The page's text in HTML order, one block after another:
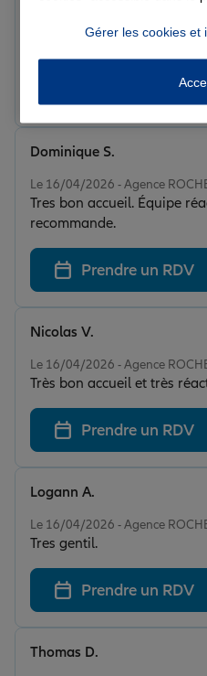
Le 17/04/2026 - Agence
Super conseillère,
énormément renseigné
voiture, je recommande
Prendre un RDV
Le 16/04/2026 - Agence
Tres bon accueil. Équipe
recommande.
Dominique S.
Prendre un RDV
Le 16/04/2026 - Agence
Très bon accueil et très
Nicolas V.
Prendre un RDV
Le 16/04/2026 - Agence
Tres gentil.
Logann A.
Prendre un RDV
Thomas D.
Gérer les cookies et